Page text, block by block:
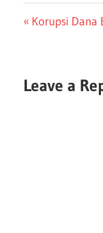
Korupsi Dana
Leave a